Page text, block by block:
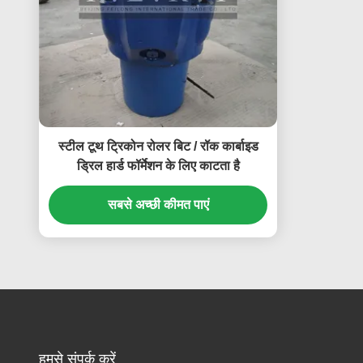
स्टील टूथ ट्रिकोन रोलर बिट / रॉक कार्बाइड
ड्रिल हार्ड फॉर्मेशन के लिए काटता है
सबसे अच्छी कीमत पाएं
हमसे संपर्क करें